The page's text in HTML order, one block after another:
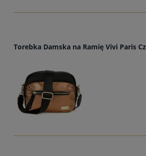
Torebka Damska na Ramię Vivi Paris